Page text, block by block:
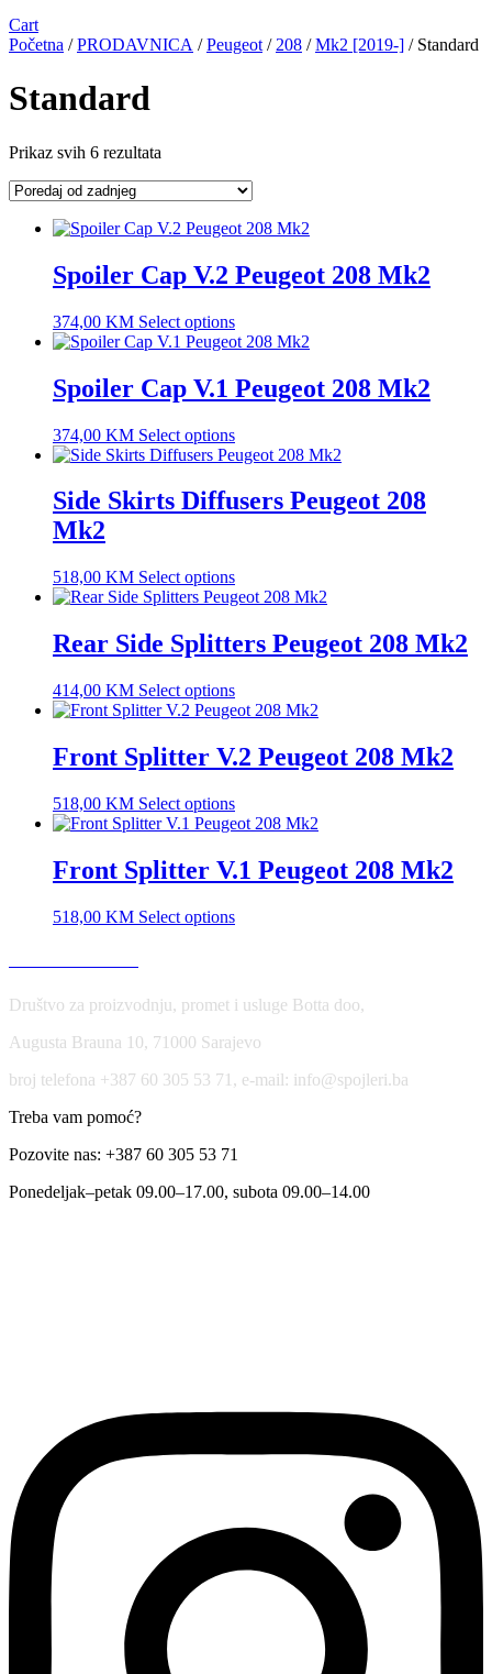
Cart
Početna /PRODAVNICA /Peugeot / 208 /Mk2 [2019-] / Standard
Standard
Prikaz svih 6 rezultata
Spoiler Cap V.2 Peugeot 208 Mk2
374,00 KM Select options
Spoiler Cap V.1 Peugeot 208 Mk2
374,00 KM Select options
Side Skirts Diffusers Peugeot 208
Mk2
518,00 KM Select options
Rear Side Splitters Peugeot 208 Mk2
414,00 KM Select options
Front Splitter V.2 Peugeot 208 Mk2
518,00 KM Select options
Front Splitter V.1 Peugeot 208 Mk2
518,00 KM Select options
Društvo za proizvodnju, promet i usluge Botta doo,
Augusta Brauna 10, 71000 Sarajevo
broj telefona +387 60 305 53 71, e-mail: info@spojleri.ba
Treba vam pomoć?
Pozovite nas: +387 60 305 53 71
Ponedeljak–petak 09.00–17.00, subota 09.00–14.00